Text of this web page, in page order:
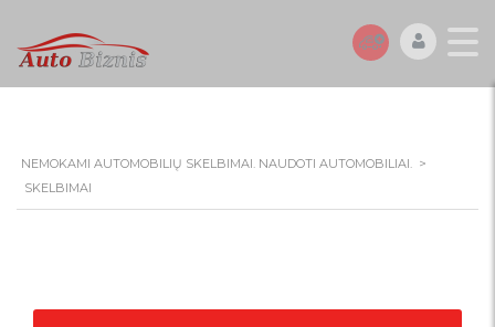
NEMOKAMI AUTOMOBILIŲ SKELBIMAI. NAUDOTI AUTOMOBILIAI. >
SKELBIMAI